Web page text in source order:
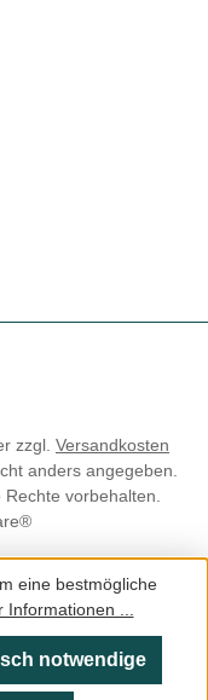
zzgl. Versandkosten
anders angegeben.
vorbehalten.
eine bestmögliche
Informationen ...
notwendige